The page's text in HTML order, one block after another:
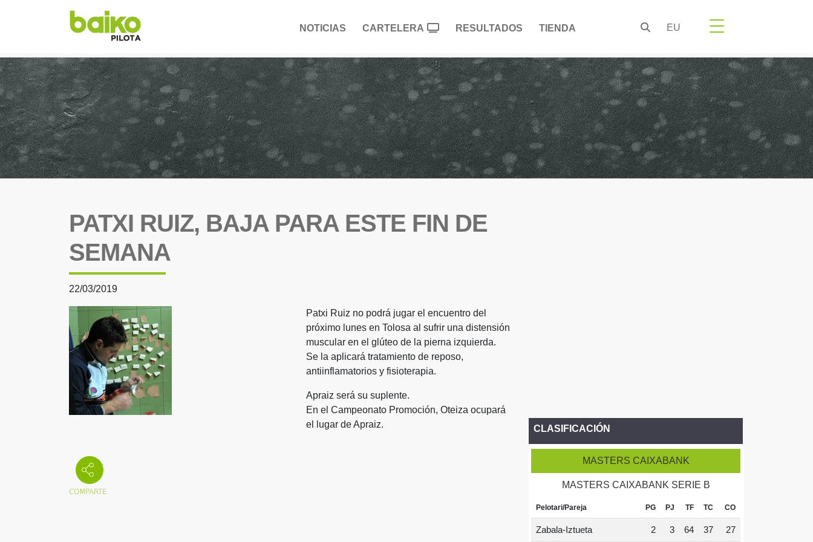
NOTICIAS CARTELERA RESULTADOS TIENDA EU
PATXI RUIZ, BAJA PARA ESTE FIN DE
SEMANA
22/03/2019
Patxi Ruiz no podrá jugar el encuentro del
próximo lunes en Tolosa al sufrir una distensión
muscular en el glúteo de la pierna izquierda.
Se la aplicará tratamiento de reposo,
antiinflamatorios y fisioterapia.
Apraiz será su suplente.
En el Campeonato Promoción, Oteiza ocupará
el lugar de Apraiz.
CLASIFICACIÓN
MASTERS CAIXABANK
MASTERS CAIXABANK SERIE B
Pelotari/Pareja PG PJ TF TC CO
Zabala-Iztueta 2 3 64 37 27